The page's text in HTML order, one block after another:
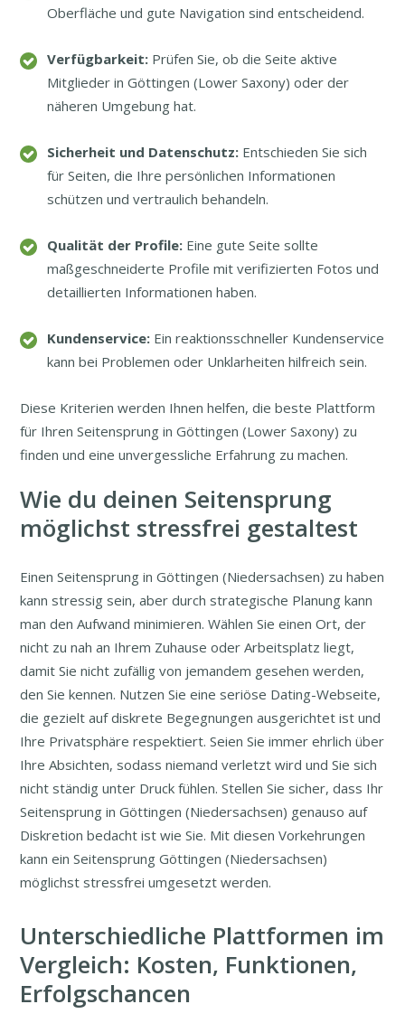
Oberfläche und gute Navigation sind entscheidend.
Verfügbarkeit: Prüfen Sie, ob die Seite aktive
Mitglieder in Göttingen (Lower Saxony) oder der
näheren Umgebung hat.
Sicherheit und Datenschutz: Entschieden Sie sich
für Seiten, die Ihre persönlichen Informationen
schützen und vertraulich behandeln.
Qualität der Profile: Eine gute Seite sollte
maßgeschneiderte Profile mit verifizierten Fotos und
detaillierten Informationen haben.
Kundenservice: Ein reaktionsschneller Kundenservice
kann bei Problemen oder Unklarheiten hilfreich sein.
Diese Kriterien werden Ihnen helfen, die beste Plattform
für Ihren Seitensprung in Göttingen (Lower Saxony) zu
finden und eine unvergessliche Erfahrung zu machen.
Wie du deinen Seitensprung
möglichst stressfrei gestaltest
Einen Seitensprung in Göttingen (Niedersachsen) zu haben
kann stressig sein, aber durch strategische Planung kann
man den Aufwand minimieren. Wählen Sie einen Ort, der
nicht zu nah an Ihrem Zuhause oder Arbeitsplatz liegt,
damit Sie nicht zufällig von jemandem gesehen werden,
den Sie kennen. Nutzen Sie eine seriöse Dating-Webseite,
die gezielt auf diskrete Begegnungen ausgerichtet ist und
Ihre Privatsphäre respektiert. Seien Sie immer ehrlich über
Ihre Absichten, sodass niemand verletzt wird und Sie sich
nicht ständig unter Druck fühlen. Stellen Sie sicher, dass Ihr
Seitensprung in Göttingen (Niedersachsen) genauso auf
Diskretion bedacht ist wie Sie. Mit diesen Vorkehrungen
kann ein Seitensprung Göttingen (Niedersachsen)
möglichst stressfrei umgesetzt werden.
Unterschiedliche Plattformen im
Vergleich: Kosten, Funktionen,
Erfolgschancen